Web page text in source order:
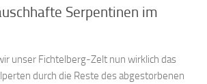
Serpentinen im
unser Fichtelberg-Zelt nun wirklich das
durch die Reste des abgestorbenen